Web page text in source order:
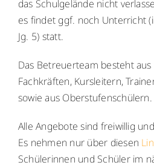
das Schulgelände nicht
es findet ggf. noch Unterricht
Jg. 5) statt.
Das Betreuerteam besteht
Fachkräften, Kursleitern,
sowie aus Oberstufenschülern.
Alle Angebote sind freiwillig
Es nehmen nur über diesen
Schülerinnen und Schüler im